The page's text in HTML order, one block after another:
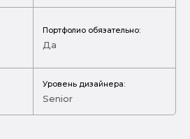
Портфолио обязательно:
Да
Уровень дизайнера:
Senior